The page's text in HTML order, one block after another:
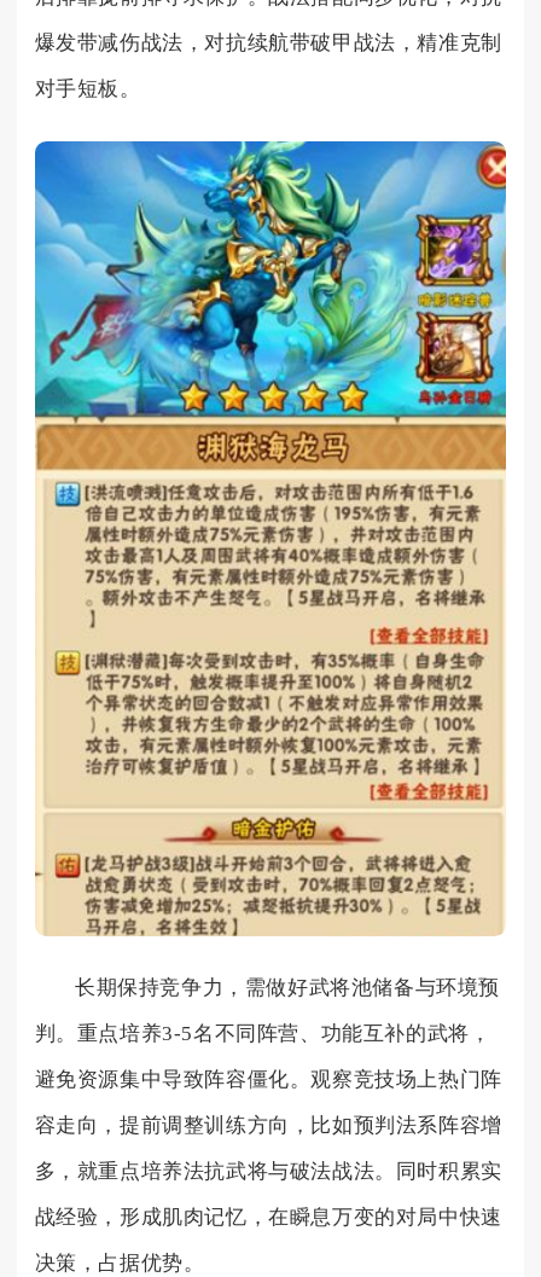
爆发带减伤战法，对抗续航带破甲战法，精准克制
对手短板。
长期保持竞争力，需做好武将池储备与环境预
判。重点培养3-5名不同阵营、功能互补的武将，
避免资源集中导致阵容僵化。观察竞技场上热门阵
容走向，提前调整训练方向，比如预判法系阵容增
多，就重点培养法抗武将与破法战法。同时积累实
战经验，形成肌肉记忆，在瞬息万变的对局中快速
决策，占据优势。